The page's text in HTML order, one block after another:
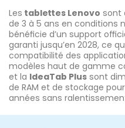
Les tablettes Lenovo sont
de 3 à 5 ans en conditions
bénéficie d’un support
garanti jusqu’en 2028, ce
compatibilité des
modèles haut de gamme
et la IdeaTab Plus sont
de RAM et de stockage
années sans